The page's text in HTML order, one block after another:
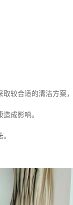
较合适的清洁方案
成影响。